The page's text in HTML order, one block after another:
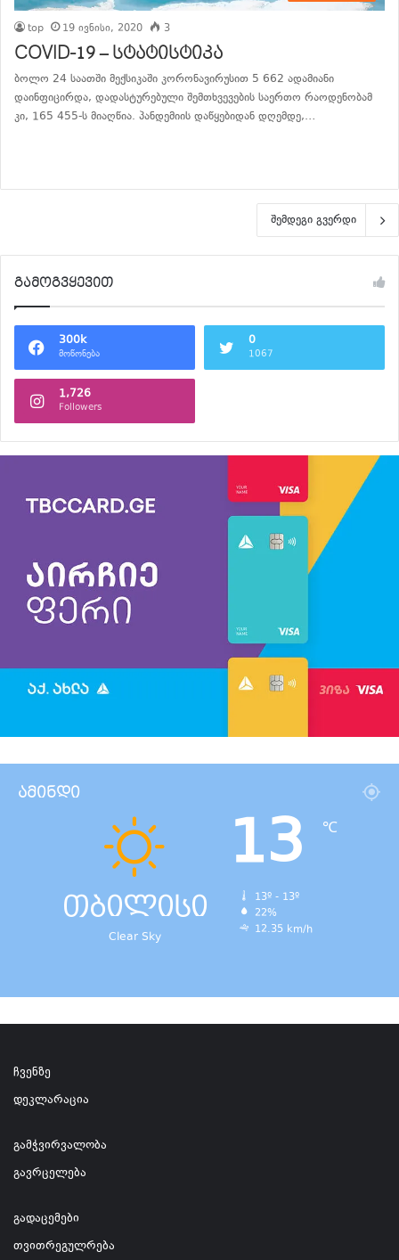
top 19 ივნისი, 2020 3
COVID-19 – სტატისტიკა
ბოლო 24 საათში მექსიკაში კორონავირუსით 5 662 ადამიანი
დაინფიცირდა, დადასტურებული შემთხვევების საერთო რაოდენობამ
კი, 165 455-ს მიაღწია. პანდემიის დაწყებიდან დღემდე,…
შემდეგი გვერდი
გამოგვყევით
300k
მოწონება
0
1067
1,726
Followers
ამინდი
თბილისი
Clear Sky
13 ℃
13º - 13º
22%
12.35 km/h
ჩვენზე
დეკლარაცია
გამჭვირვალობა
გავრცელება
გადაცემები
თვითრეგულრება